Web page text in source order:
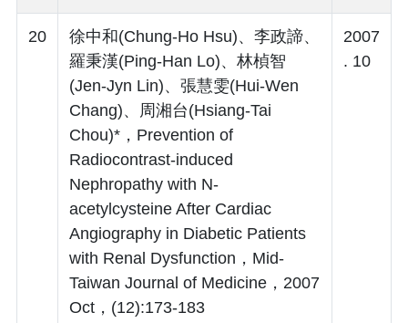
20
徐中和(Chung-Ho Hsu)、李政諦、
羅秉漢(Ping-Han Lo)、林楨智
(Jen-Jyn Lin)、張慧雯(Hui-Wen
Chang)、周湘台(Hsiang-Tai
Chou)*，Prevention of
Radiocontrast-induced
Nephropathy with N-
acetylcysteine After Cardiac
Angiography in Diabetic Patients
with Renal Dysfunction，Mid-
Taiwan Journal of Medicine，2007
Oct，(12):173-183
2007
. 10